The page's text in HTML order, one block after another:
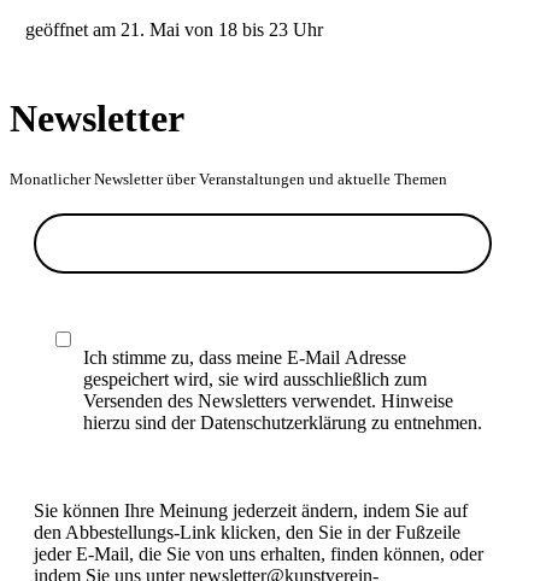
geöffnet am 21. Mai von 18 bis 23 Uhr
Newsletter
Monatlicher Newsletter über Veranstaltungen und aktuelle Themen
Ich stimme zu, dass meine E-Mail Adresse
gespeichert wird, sie wird ausschließlich zum
Versenden des Newsletters verwendet. Hinweise
hierzu sind der Datenschutzerklärung zu entnehmen.
Sie können Ihre Meinung jederzeit ändern, indem Sie auf
den Abbestellungs-Link klicken, den Sie in der Fußzeile
jeder E-Mail, die Sie von uns erhalten, finden können, oder
indem Sie uns unter newsletter@kunstverein-